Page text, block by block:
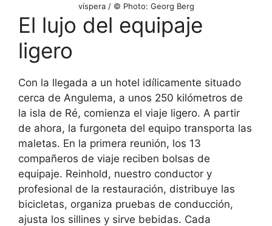
víspera / © Photo: Georg Berg
El lujo del equipaje
ligero
Con la llegada a un hotel idílicamente situado
cerca de Angulema, a unos 250 kilómetros de
la isla de Ré, comienza el viaje ligero. A partir
de ahora, la furgoneta del equipo transporta las
maletas. En la primera reunión, los 13
compañeros de viaje reciben bolsas de
equipaje. Reinhold, nuestro conductor y
profesional de la restauración, distribuye las
bicicletas, organiza pruebas de conducción,
ajusta los sillines y sirve bebidas. Cada